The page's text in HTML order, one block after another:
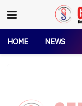
HOME NEWS